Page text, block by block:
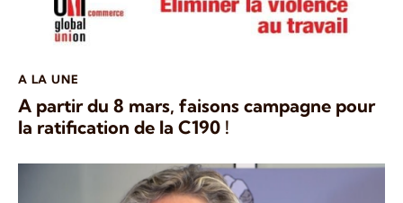
A LA UNE
A partir du 8 mars, faisons campagne pour
la ratification de la C190 !